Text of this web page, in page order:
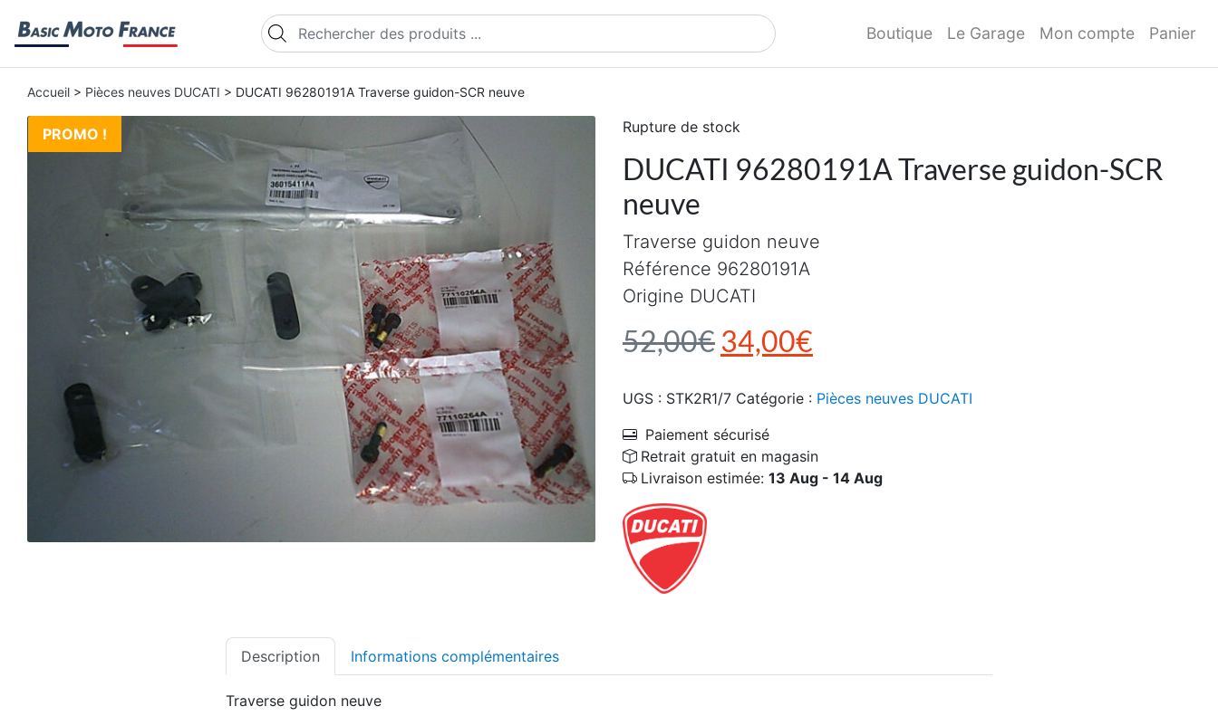
Recherche de produits Boutique Le Garage Mon compte Panier
Accueil > Pièces neuves DUCATI > DUCATI 96280191A Traverse guidon-SCR neuve
PROMO !
DUCATI 96280191A Traverse guidon-SCR
neuve
52,00€ Le prix initial était : 52,00€.
34,00€
Traverse guidon neuve
Référence 96280191A
Origine DUCATI
Rupture de stock
UGS : STK2R1/7 Catégorie : Pièces neuves DUCATI
Paiement sécurisé
Retrait gratuit en magasin
Livraison estimée: 13 Aug - 14 Aug
Description Informations complémentaires
Traverse guidon neuve